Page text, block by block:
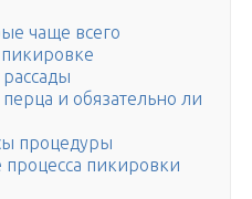
чаще всего
и обязательно ли
процедуры
пикировки